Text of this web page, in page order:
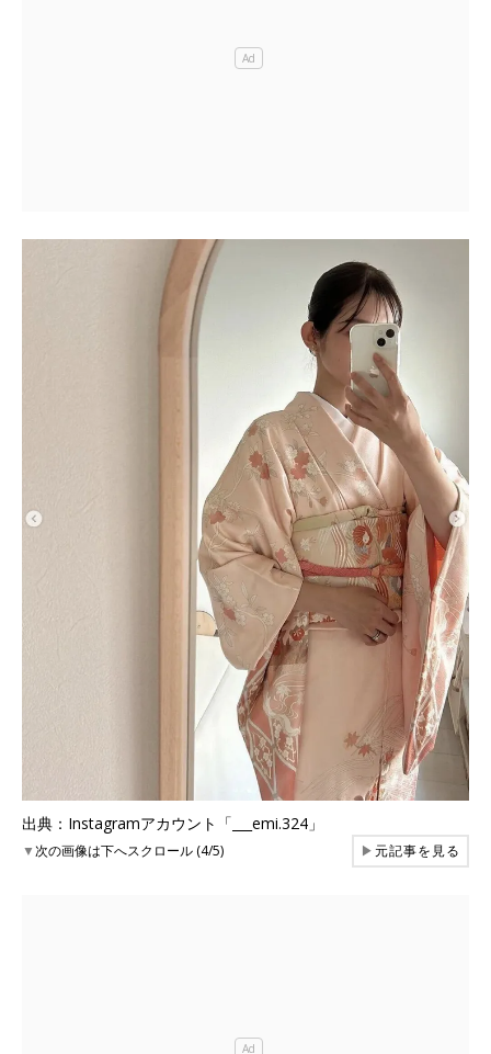
出典：Instagramアカウント「___emi.324」
▼次の画像は下へスクロール (4/5) ▶元記事を見る